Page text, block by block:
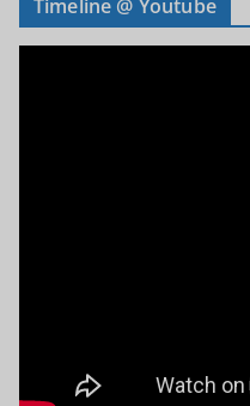
Timeline @ Youtube